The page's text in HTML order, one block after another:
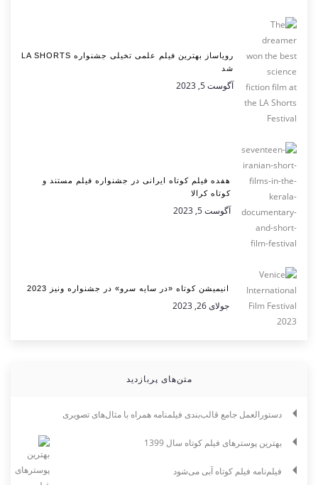
رویاساز بهترین فیلم علمی تخیلی جشنواره LA SHORTS
شد
آگوست 5, 2023
هفده فیلم کوتاه ایرانی در جشنواره فیلم مستند و
کوتاه کرالا
آگوست 5, 2023
انیمیشن کوتاه «در سایه سرو» در جشنواره ونیز 2023
جولای 26, 2023
متن‌های پربازدید
دستورالعمل جامع قالب‌بندی فیلمنامه همراه با مثال‌های تصویری
بهترین پوسترهای فیلم کوتاه سال 1399
فیلم‌نامه فیلم کوتاه آبی می‌شود